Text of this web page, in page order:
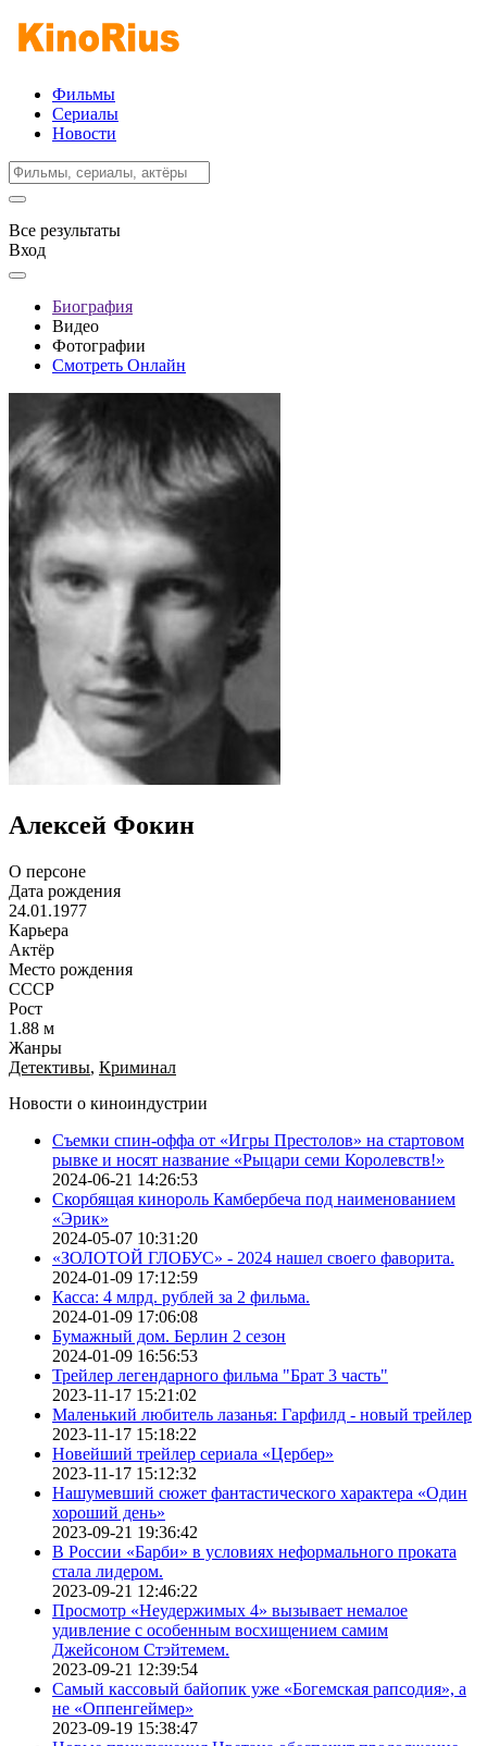
Фильмы
Сериалы
Новости
Все результаты
Вход
Биография
Видео
Фотографии
Смотреть Онлайн
Алексей Фокин
О персоне
Дата рождения
24.01.1977
Карьера
Актёр
Место рождения
СССР
Рост
1.88 м
Жанры
Детективы, Криминал
Новости о киноиндустрии
Съемки спин-оффа от «Игры Престолов» на стартовом
рывке и носят название «Рыцари семи Королевств!»
2024-06-21 14:26:53
Скорбящая кинороль Камбербеча под наименованием
«Эрик»
2024-05-07 10:31:20
«ЗОЛОТОЙ ГЛОБУС» - 2024 нашел своего фаворита.
2024-01-09 17:12:59
Касса: 4 млрд. рублей за 2 фильма.
2024-01-09 17:06:08
Бумажный дом. Берлин 2 сезон
2024-01-09 16:56:53
Трейлер легендарного фильма "Брат 3 часть"
2023-11-17 15:21:02
Маленький любитель лазанья: Гарфилд - новый трейлер
2023-11-17 15:18:22
Новейший трейлер сериала «Цербер»
2023-11-17 15:12:32
Нашумевший сюжет фантастического характера «Один
хороший день»
2023-09-21 19:36:42
В России «Барби» в условиях неформального проката
стала лидером.
2023-09-21 12:46:22
Просмотр «Неудержимых 4» вызывает немалое
удивление с особенным восхищением самим
Джейсоном Стэйтемем.
2023-09-21 12:39:54
Самый кассовый байопик уже «Богемская рапсодия», а
не «Оппенгеймер»
2023-09-19 15:38:47